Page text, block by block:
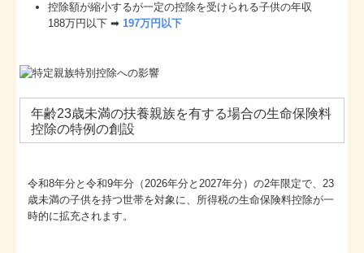
控除額が縮小するが一定の控除を受けられる子供の年収
188万円以下 ➡197万円以下
年齢23歳未満の扶養親族を有する場合の生命保険料
控除の特例の創設
令和8年分と令和9年分（2026年分と2027年分）の2年限定で、23
歳未満の子供を持つ世帯を対象に、所得税の生命保険料控除が一
時的に拡充されます。